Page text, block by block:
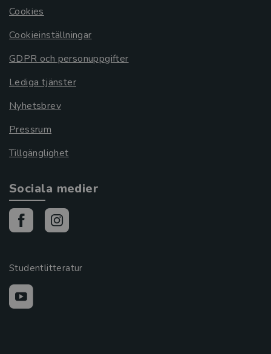
Cookies
Cookieinställningar
GDPR och personuppgifter
Lediga tjänster
Nyhetsbrev
Pressrum
Tillgänglighet
Sociala medier
Studentlitteratur